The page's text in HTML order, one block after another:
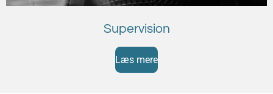
Supervision
Læs mere